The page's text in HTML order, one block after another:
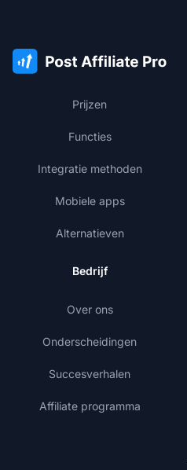
Prijzen
Functies
Integratie methoden
Mobiele apps
Alternatieven
Bedrijf
Over ons
Onderscheidingen
Succesverhalen
Affiliate programma